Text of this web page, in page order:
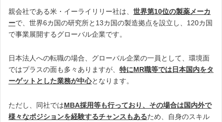
親会社である米・イーライリリー社は、 世界第10位の製薬メーカ
ーで、世界6カ国の研究所と13カ国の製造拠点を設立し、120カ国
で事業展開するグローバル企業です。
日本法人への転職の場合、グローバル企業の一員として、環境面
ではプラスの面も多々ありますが、 特にMR職等では日本国内をタ
ーゲットとした業務が中心となります。
ただし、同社ではMBA採用等も行っており、その場合は国内外で
様々なポジションを経験するチャンスもあるため、自身のスキル